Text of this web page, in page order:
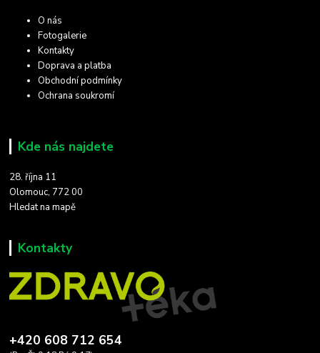
O nás
Fotogalerie
Kontakty
Doprava a platba
Obchodní podmínky
Ochrana soukromí
Kde nás najdete
28. října 11
Olomouc, 772 00
Hledat na mapě
Kontakty
+420 608 712 654